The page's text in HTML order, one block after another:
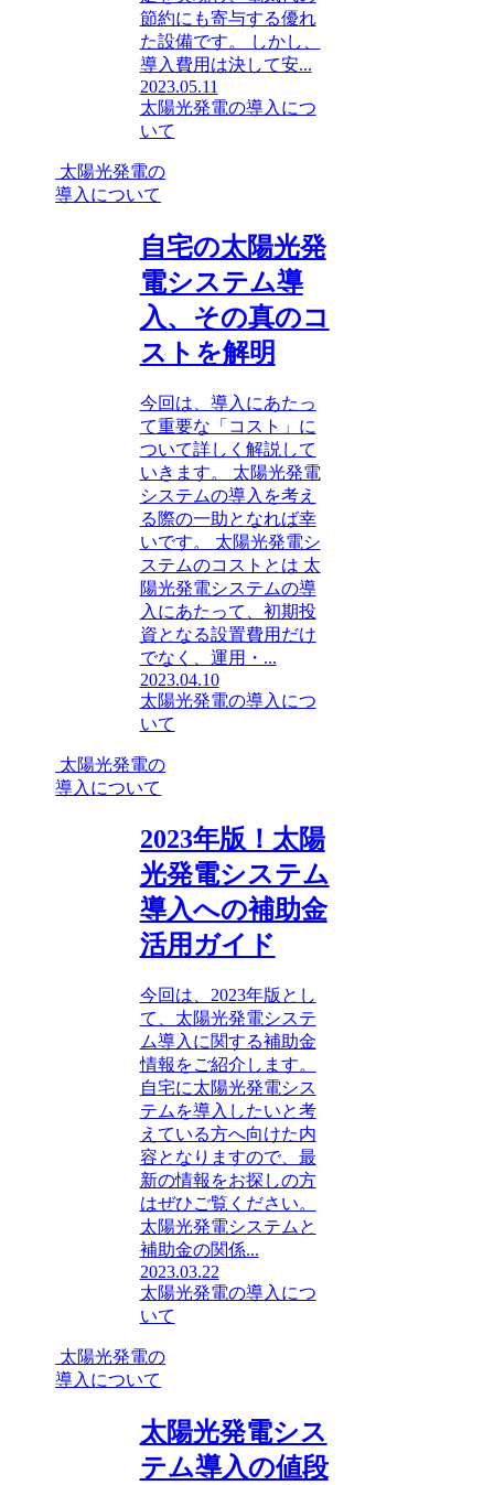
節約にも寄与する優れ
た設備です。 しかし、
導入費用は決して安...
2023.05.11
太陽光発電の導入につ
いて
太陽光発電の
導入について
自宅の太陽光発
電システム導
入、その真のコ
ストを解明
今回は、導入にあたっ
て重要な「コスト」に
ついて詳しく解説して
いきます。 太陽光発電
システムの導入を考え
る際の一助となれば幸
いです。 太陽光発電シ
ステムのコストとは 太
陽光発電システムの導
入にあたって、初期投
資となる設置費用だけ
でなく、運用・...
2023.04.10
太陽光発電の導入につ
いて
太陽光発電の
導入について
2023年版！太陽
光発電システム
導入への補助金
活用ガイド
今回は、2023年版とし
て、太陽光発電システ
ム導入に関する補助金
情報をご紹介します。
自宅に太陽光発電シス
テムを導入したいと考
えている方へ向けた内
容となりますので、最
新の情報をお探しの方
はぜひご覧ください。
太陽光発電システムと
補助金の関係...
2023.03.22
太陽光発電の導入につ
いて
太陽光発電の
導入について
太陽光発電シス
テム導入の値段